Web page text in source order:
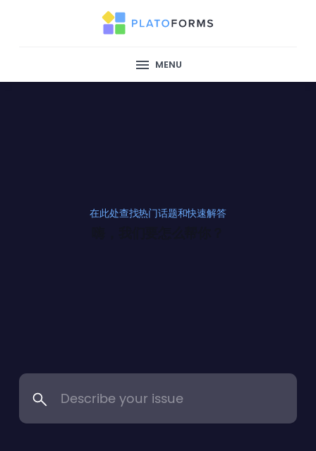
MENU
在此处查找热门话题和快速解答